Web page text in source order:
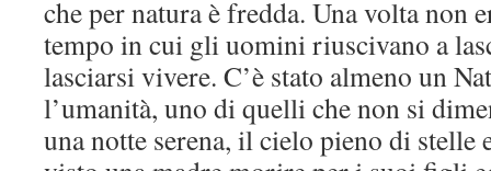
che per natura è fredda. Una volta non
tempo in cui gli uomini riuscivano a
lasciarsi vivere. C’è stato almeno un
l’umanità, uno di quelli che non si
una notte serena, il cielo pieno di stelle